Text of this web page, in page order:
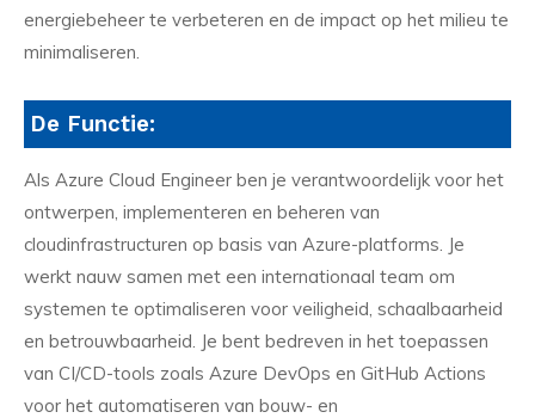
energiebeheer te verbeteren en de impact op het milieu te
minimaliseren.
De Functie:
Als Azure Cloud Engineer ben je verantwoordelijk voor het
ontwerpen, implementeren en beheren van
cloudinfrastructuren op basis van Azure-platforms. Je
werkt nauw samen met een internationaal team om
systemen te optimaliseren voor veiligheid, schaalbaarheid
en betrouwbaarheid. Je bent bedreven in het toepassen
van CI/CD-tools zoals Azure DevOps en GitHub Actions
voor het automatiseren van bouw- en